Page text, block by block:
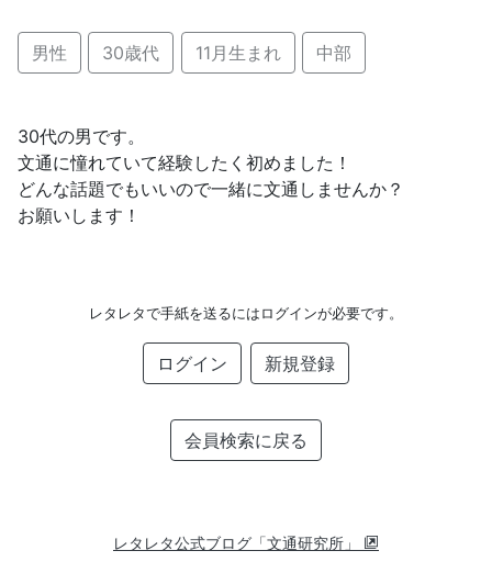
男性 30歳代 11月生まれ 中部
30代の男です。
文通に憧れていて経験したく初めました！
どんな話題でもいいので一緒に文通しませんか？
お願いします！
レタレタで手紙を送るにはログインが必要です。
ログイン 新規登録
会員検索に戻る
レタレタ公式ブログ「文通研究所」